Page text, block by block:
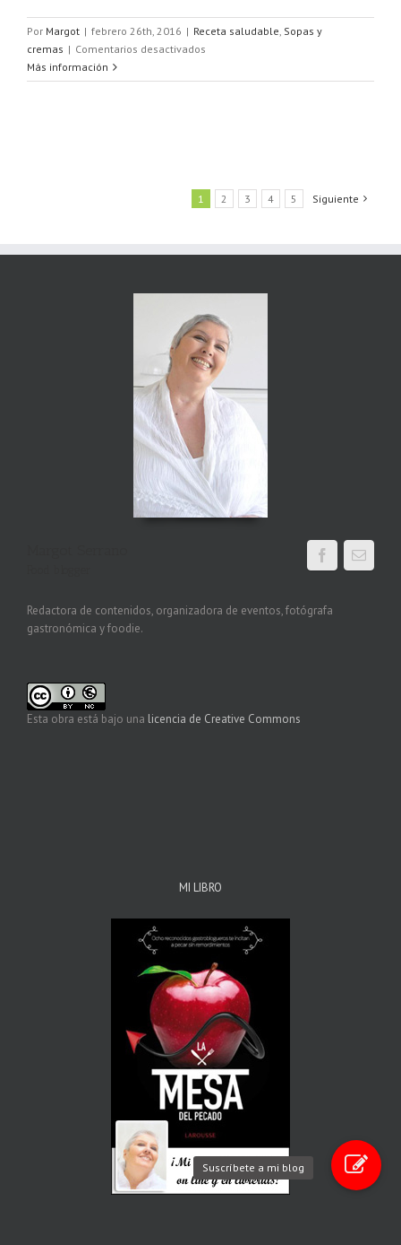
Por Margot | febrero 26th, 2016 | Receta saludable Sopas y
cremas | Comentarios desactivados
de
Más información
1 2 3 4 5 Siguiente
Redactora de contenidos, organizadora de eventos, fotógrafa
gastronómica y foodie.
Esta obra está bajo una licencia de Creative Commons
MI LIBRO
Suscríbete a mi blog